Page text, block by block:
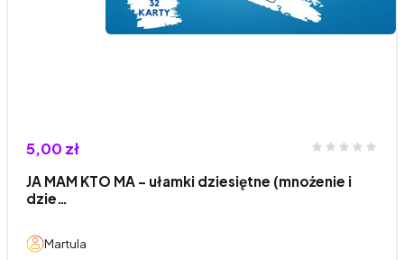
5,00 zł
JA MAM KTO MA - ułamki dziesiętne (mnożenie i
dzie…
Martula